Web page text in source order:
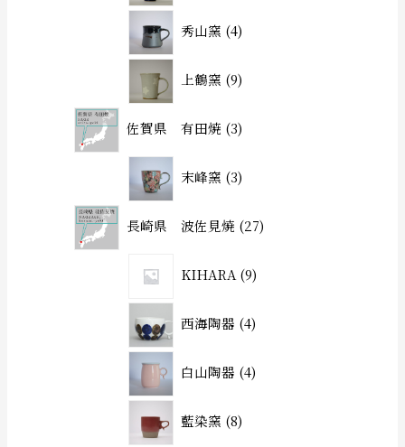
秀山窯 4
上鶴窯 9
佐賀県 有田焼 3
末峰窯 3
長崎県 波佐見焼 27
KIHARA 9
西海陶器 4
白山陶器 4
藍染窯 8